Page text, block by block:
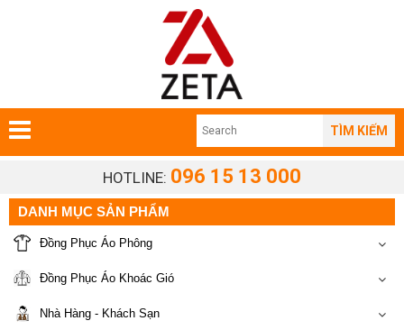
TÌM KIẾM
HOTLINE: 096 15 13 000
DANH MỤC SẢN PHẨM
Đồng Phục Áo Phông
Đồng Phục Áo Khoác Gió
Nhà Hàng - Khách Sạn